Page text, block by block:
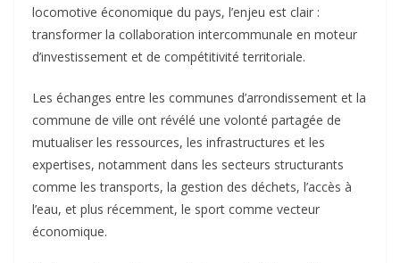
locomotive économique du pays, l’enjeu est clair :
transformer la collaboration intercommunale en moteur
d’investissement et de compétitivité territoriale.
Les échanges entre les communes d’arrondissement et la
commune de ville ont révélé une volonté partagée de
mutualiser les ressources, les infrastructures et les
expertises, notamment dans les secteurs structurants
comme les transports, la gestion des déchets, l’accès à
l’eau, et plus récemment, le sport comme vecteur
économique.